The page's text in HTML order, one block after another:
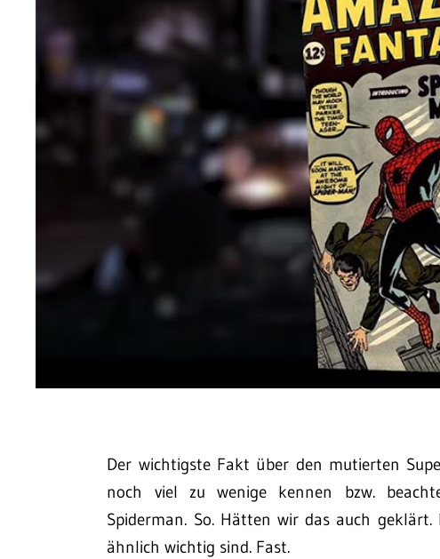
Der wichtigste Fakt über den mutierten
noch viel zu wenige kennen bzw.
Spiderman. So. Hätten wir das auch
ähnlich wichtig sind. Fast.